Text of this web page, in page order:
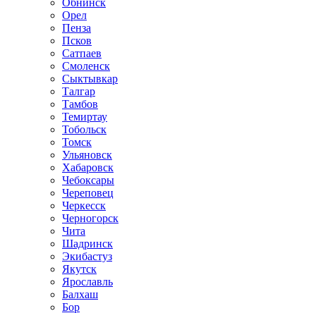
Обнинск
Орел
Пенза
Псков
Сатпаев
Смоленск
Сыктывкар
Талгар
Тамбов
Темиртау
Тобольск
Томск
Ульяновск
Хабаровск
Чебоксары
Череповец
Черкесск
Черногорск
Чита
Шадринск
Экибастуз
Якутск
Ярославль
Балхаш
Бор